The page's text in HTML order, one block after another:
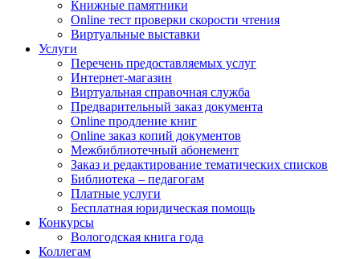
Книжные памятники
Online тест проверки скорости чтения
Виртуальные выставки
Услуги
Перечень предоставляемых услуг
Интернет-магазин
Виртуальная справочная служба
Предварительный заказ документа
Online продление книг
Online заказ копий документов
Межбиблиотечный абонемент
Заказ и редактирование тематических списков
Библиотека – педагогам
Платные услуги
Бесплатная юридическая помощь
Конкурсы
Вологодская книга года
Коллегам